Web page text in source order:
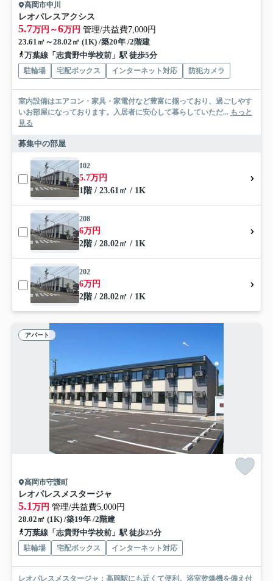
高岡市中川
レオパレスアクシス
5.7万円～6万円 管理/共益費7,000円
23.61㎡～28.02㎡ (1K) /築20年 /2階建
万葉線「志貴野中学校前」駅 徒歩5分
駐輪場 宅配ボックス インターネット対応 防犯カメラ
室内設備はエアコン・家具・家電付など豊富に揃っており、過ごしやす
いお部屋になっております。入居者に安心して暮らしていただ... もっと
見る
募集中の部屋
102
5.7万円
1階 / 23.61㎡ / 1K
208
6万円
2階 / 28.02㎡ / 1K
202
6万円
2階 / 28.02㎡ / 1K
アパート
高岡市守護町
レオパレスメスタージャ
5.1万円 管理/共益費5,000円
28.02㎡ (1K) /築19年 /2階建
万葉線「志貴野中学校前」駅 徒歩25分
駐輪場 宅配ボックス インターネット対応
レオパレスメスタージャ：高岡駅にも近くて便利。浴室乾燥機を備え付